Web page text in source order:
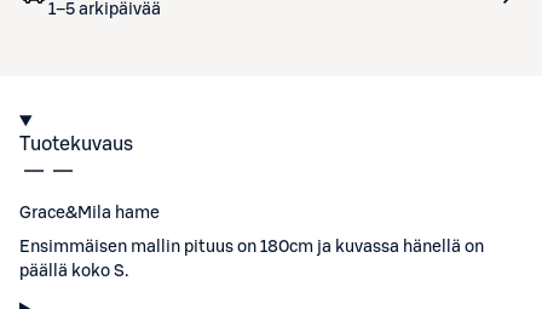
1–5 arkipäivää
Tuotekuvaus
Grace&Mila hame
Ensimmäisen mallin pituus on 180cm ja kuvassa hänellä on
päällä koko S.